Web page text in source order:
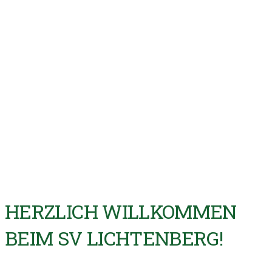
HERZLICH WILLKOMMEN
BEIM SV LICHTENBERG!